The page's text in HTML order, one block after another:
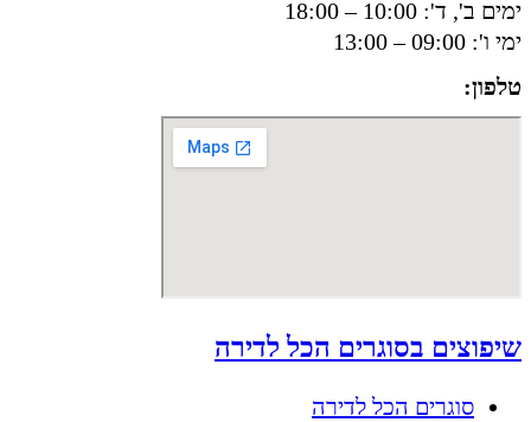
ימים ב', ד': 10:00 – 18:00
ימי ו': 09:00 – 13:00
טלפון:
שיפוצים בסוגרים הכל לדירה
סוגרים הכל לדירה